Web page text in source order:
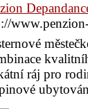
ráj pro